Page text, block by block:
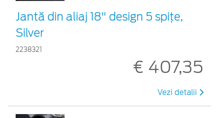
Jantă din aliaj 18" design 5 spiţe,
Silver
2238321
€ 407,35
Vezi detalii